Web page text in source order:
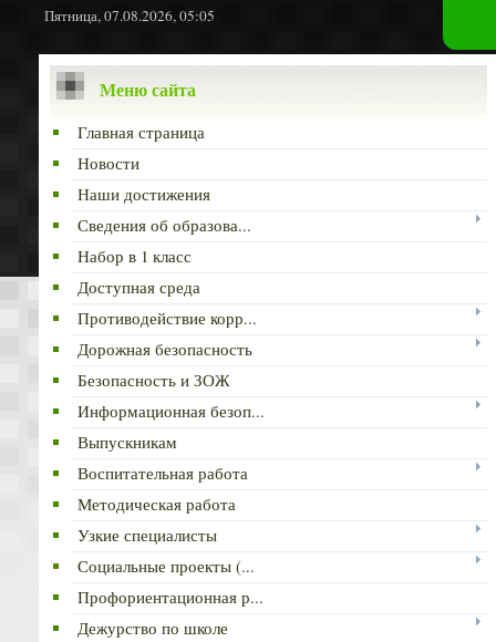
Пятница, 07.08.2026, 05:05
Меню сайта
Главная страница
Новости
Наши достижения
Сведения об образова...
Набор в 1 класс
Доступная среда
Противодействие корр...
Дорожная безопасность
Безопасность и ЗОЖ
Информационная безоп...
Выпускникам
Воспитательная работа
Методическая работа
Узкие специалисты
Социальные проекты (...
Профориентационная р...
Дежурство по школе